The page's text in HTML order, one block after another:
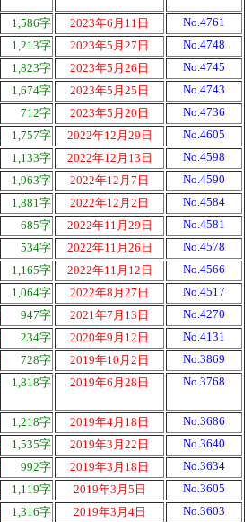
1,586字 2023年6月11日 No.4761
1,213字 2023年5月27日 No.4748
1,823字 2023年5月26日 No.4745
1,674字 2023年5月25日 No.4743
712字 2023年5月20日 No.4736
1,757字 2022年12月29日 No.4605
1,133字 2022年12月13日 No.4598
1,963字 2022年12月7日 No.4590
1,881字 2022年12月2日 No.4584
685字 2022年11月29日 No.4581
534字 2022年11月26日 No.4578
1,165字 2022年11月12日 No.4566
1,064字 2022年8月27日 No.4517
947字 2021年7月13日 No.4270
234字 2020年9月12日 No.4131
728字 2019年10月2日 No.3869
1,818字 2019年6月28日 No.3768
1,218字 2019年4月18日 No.3686
1,535字 2019年3月22日 No.3640
992字 2019年3月18日 No.3634
1,119字 2019年3月5日 No.3605
1,316字 2019年3月4日 No.3603